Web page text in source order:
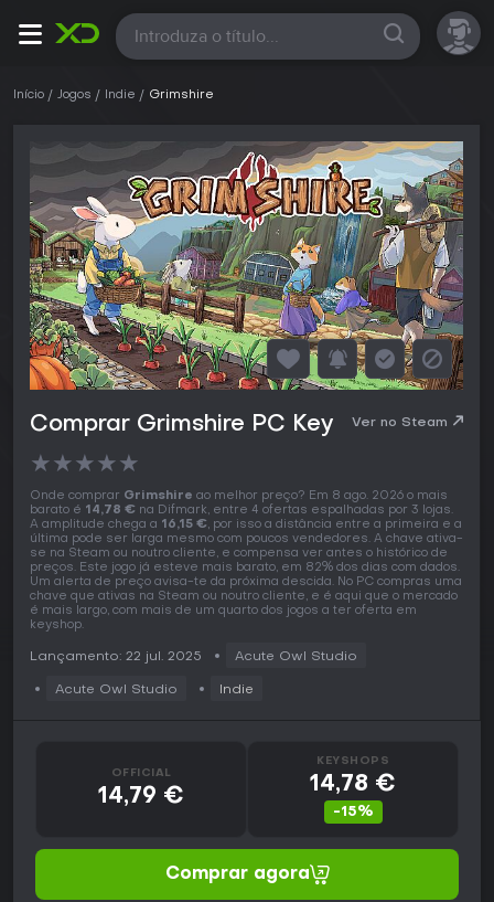
Todas
Início Jogos Indie Grimshire
Comprar Grimshire PC Key Ver no Steam
★★★★★
Onde comprar Grimshire ao melhor preço? Em 8 ago. 2026 o mais
barato é 14,78 € na Difmark, entre 4 ofertas espalhadas por 3 lojas.
A amplitude chega a 16,15 €, por isso a distância entre a primeira e a
última pode ser larga mesmo com poucos vendedores. A chave ativa-
se na Steam ou noutro cliente, e compensa ver antes o histórico de
preços. Este jogo já esteve mais barato, em 82% dos dias com dados.
Um alerta de preço avisa-te da próxima descida. No PC compras uma
chave que ativas na Steam ou noutro cliente, e é aqui que o mercado
é mais largo, com mais de um quarto dos jogos a ter oferta em
keyshop.
Lançamento: 22 jul. 2025 Acute Owl Studio
Acute Owl Studio Indie
OFFICIAL
14,79 €
KEYSHOPS
14,78 €
-15%
Comprar agora